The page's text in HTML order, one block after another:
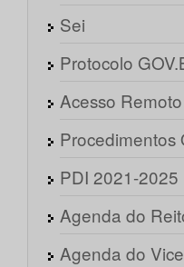
Sei
Protocolo
Acesso Remoto
Procedimentos
PDI 2021-2025
Agenda do
Agenda do